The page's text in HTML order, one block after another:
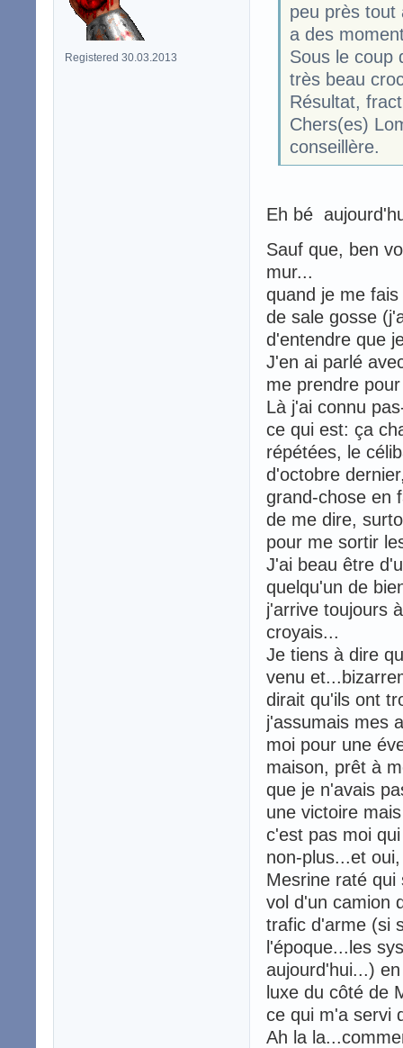
Registered 30.03.2013
peu près tout
a des
Sous le coup
très beau
Résultat,
Chers(es)
conseillère.
Eh bé
Sauf que, ben
mur...
quand je me
de sale gosse
d'entendre que
J'en ai parlé
me prendre
Là j'ai connu
ce qui est: ça
répétées, le
d'octobre
grand-chose en
de me dire,
pour me sortir
J'ai beau être
quelqu'un de
j'arrive toujours
croyais...
Je tiens à dire
venu
dirait qu'ils ont
j'assumais mes
moi pour une
maison, prêt à
que je n'avais
une victoire
c'est pas moi
non-plus...et
Mesrine raté qui
vol d'un camion
trafic d'arme (si
l'époque...les
aujourd'hui...)
luxe du côté de
ce qui m'a servi
Ah la